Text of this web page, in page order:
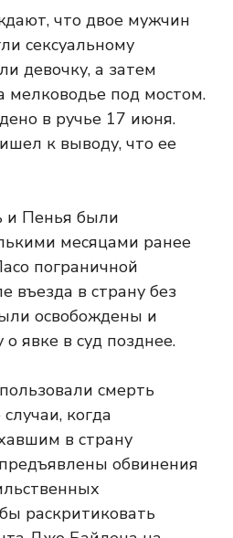
что двое мужчин
сексуальному
девочку, а затем
мелководье под мостом.
в ручье 17 июня.
к выводу, что ее
и Пенья были
месяцами ранее
пограничной
въезда в страну без
освобождены и
явке в суд позднее.
смерть
когда
в страну
обвинения
раскритиковать